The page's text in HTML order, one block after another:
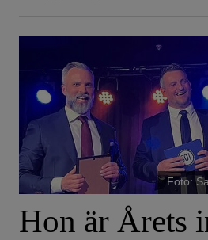
Foto:
Hon är Årets